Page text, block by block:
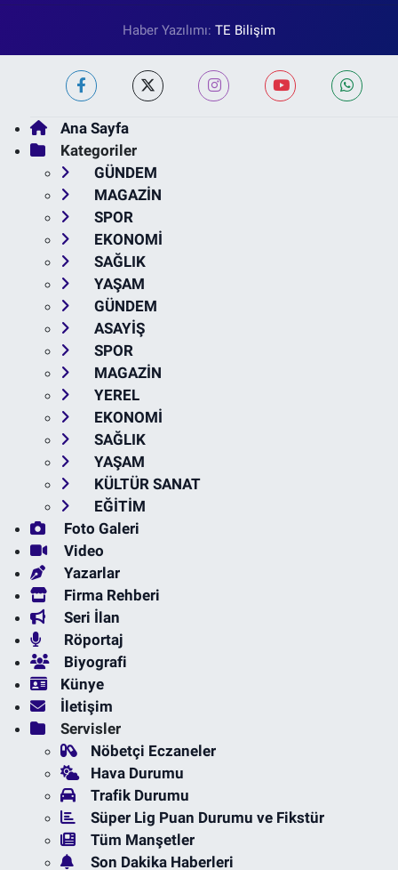
Haber Yazılımı: TE Bilişim
Ana Sayfa
Kategoriler
GÜNDEM
MAGAZİN
SPOR
EKONOMİ
SAĞLIK
YAŞAM
GÜNDEM
ASAYİŞ
SPOR
MAGAZİN
YEREL
EKONOMİ
SAĞLIK
YAŞAM
KÜLTÜR SANAT
EĞİTİM
Foto Galeri
Video
Yazarlar
Firma Rehberi
Seri İlan
Röportaj
Biyografi
Künye
İletişim
Servisler
Nöbetçi Eczaneler
Hava Durumu
Trafik Durumu
Süper Lig Puan Durumu ve Fikstür
Tüm Manşetler
Son Dakika Haberleri